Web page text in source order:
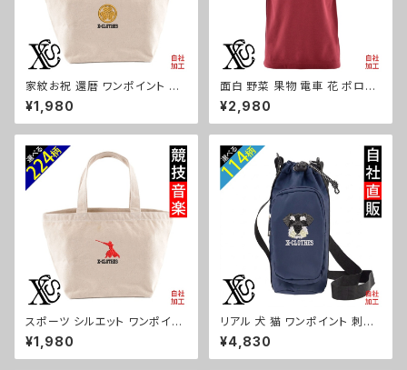
家紋お祝 還暦 ワンポイント 刺
繍 オリジナル ミニトートバッグ
レディース キッズ メンズ キャン
バス 小さめ 帆布 おしゃれ トー
子供 グッズ 柄 丸に 五瓜 桔梗
巴 藤 羽 菱 唐花 木瓜 蔦 桐 ori
-aw-bag2-g07-s
¥1,980
面白 野菜 果物 電車 花 ポロシ
ャツ リアル 刺繍 プレゼント 半
袖 メンズ オリジナル 無地 ワン
ポイント ロゴ おしゃれ ゴルフ
グッズ ori-am-poh2-r09-s
¥2,980
スポーツ シルエット ワンポイン
ト 刺繍 ミニトートバッグ レディ
ース キッズ メンズ キャンバス オ
リジナル 小さめ 帆布 おしゃれ
¥1,980
リアル 犬 猫 ワンポイント 刺繍
ボトルケース ペットボトルホルダ
ー 保冷 保温 670ml レディー
ス メンズ 雑貨 グッズ 自社ブラ
¥4,830